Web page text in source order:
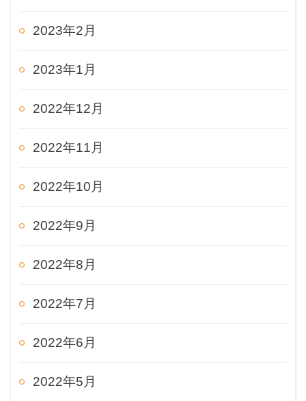
2023年2月
2023年1月
2022年12月
2022年11月
2022年10月
2022年9月
2022年8月
2022年7月
2022年6月
2022年5月